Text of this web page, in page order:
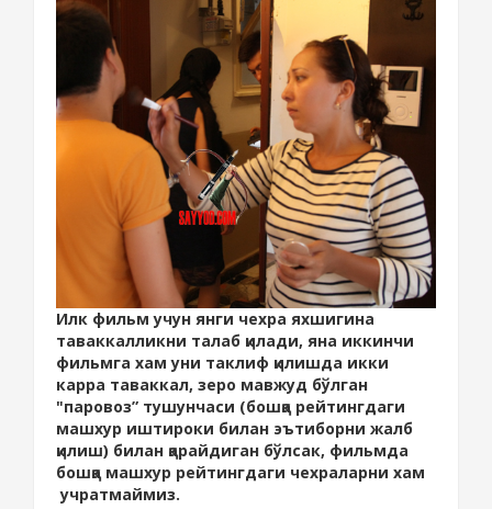
Илк фильм учун янги чехра яхшигина
таваккалликни талаб қилади, яна иккинчи
фильмга хам уни таклиф қилишда икки
карра таваккал, зеро мавжуд бўлган
"паровоз” тушунчаси (бошқа рейтингдаги
машхур иштироки билан эътиборни жалб
қилиш) билан қарайдиган бўлсак, фильмда
бошқа машхур рейтингдаги чехраларни хам
учратмаймиз.